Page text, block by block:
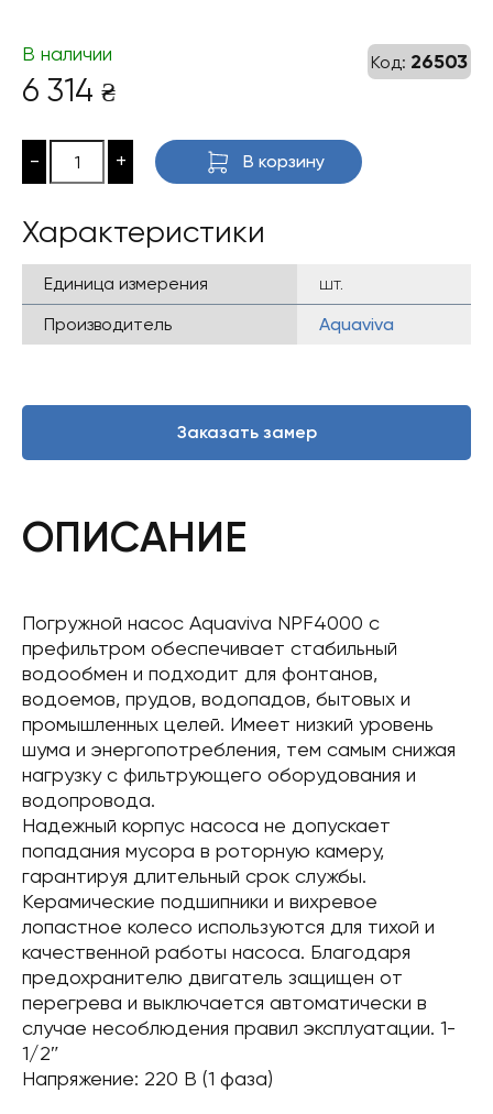
Код: 26503
В наличии
6 314 ₴
- + В корзину
Характеристики
Единица измерения
шт.
Производитель
Aquaviva
Заказать замер
ОПИСАНИЕ
Погружной насос Aquaviva NPF4000 с
префильтром обеспечивает стабильный
водообмен и подходит для фонтанов,
водоемов, прудов, водопадов, бытовых и
промышленных целей. Имеет низкий уровень
шума и энергопотребления, тем самым снижая
нагрузку с фильтрующего оборудования и
водопровода.
Надежный корпус насоса не допускает
попадания мусора в роторную камеру,
гарантируя длительный срок службы.
Керамические подшипники и вихревое
лопастное колесо используются для тихой и
качественной работы насоса. Благодаря
предохранителю двигатель защищен от
перегрева и выключается автоматически в
случае несоблюдения правил эксплуатации. 1-
1/2″
Напряжение: 220 В (1 фаза)